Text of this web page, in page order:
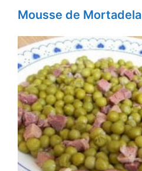
Mousse de Mortadela